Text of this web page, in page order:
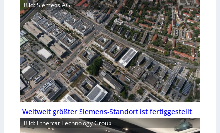
Bild: Siemens AG
Weltweit größter Siemens-Standort ist fertiggestellt
Bild: Ethercat Technology Group